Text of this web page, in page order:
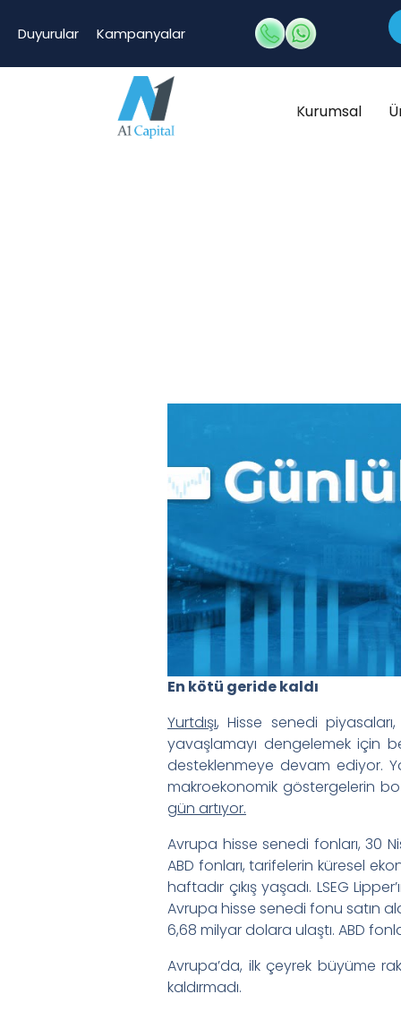
Duyurular Kampanyalar
Kurumsal
En kötü geride kaldı
Yurtdışı, Hisse senedi
yavaşlamayı dengelemek için
desteklenmeye devam ediyor.
makroekonomik göstergelerin
gün artıyor.
Avrupa hisse senedi fonları, 30
ABD fonları, tarifelerin küresel
haftadır çıkış yaşadı. LSEG
Avrupa hisse senedi fonu satın
6,68 milyar dolara ulaştı. ABD
Avrupa’da, ilk çeyrek büyüme
kaldırmadı.